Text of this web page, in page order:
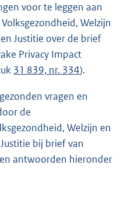
voor te leggen aan
Welzijn
Justitie over de brief
Privacy Impact
31 839, nr. 334).
vragen en
de
Welzijn en
bij brief van
antwoorden hieronder